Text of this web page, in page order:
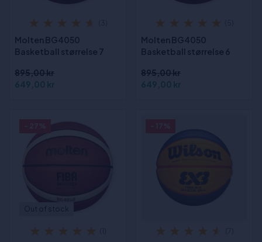
Molten BG4050
Basketball størrelse 7
895,00 kr
649,00 kr
Molten BG4050
Basketball størrelse 6
895,00 kr
649,00 kr